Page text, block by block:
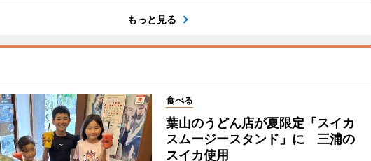
もっと見る
食べる
葉山のうどん店が夏限定「スイカ
スムージースタンド」に 三浦の
スイカ使用